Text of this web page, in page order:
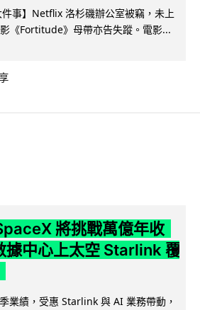
件事】Netflix 洛杉磯辦公室被竊，未上
《Fortitude》母帶亦告失蹤。電影...
將挑戰萬億年收
據中心上太空 Starlink 覆
業績，受惠 Starlink 與 AI 業務帶動，